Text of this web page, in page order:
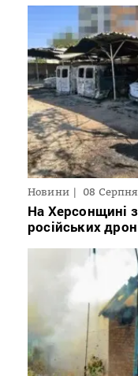
Новини 08
На Херсонщині
російських